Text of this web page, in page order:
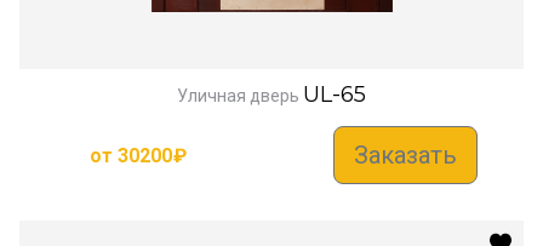
Уличная дверь UL-65
от 30200₽ Заказать